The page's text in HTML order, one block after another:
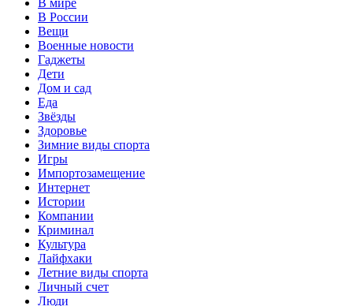
В России
Вещи
Военные новости
Гаджеты
Дети
Дом и сад
Еда
Звёзды
Здоровье
Зимние виды спорта
Игры
Импортозамещение
Интернет
Истории
Компании
Криминал
Культура
Лайфхаки
Летние виды спорта
Личный счет
Люди